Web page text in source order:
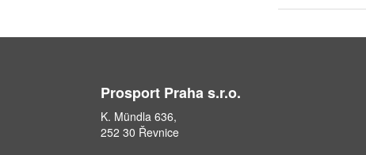
Prosport Praha s.r.o.
K. Mündla 636,
252 30 Řevnice